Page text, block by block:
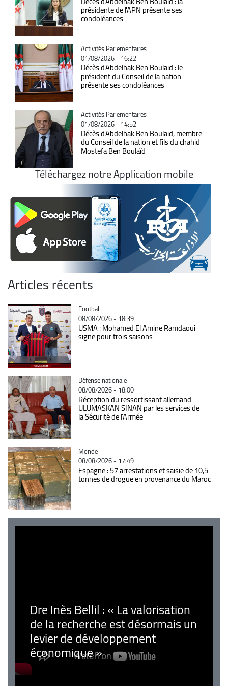
présidente de l'APN présente ses
condoléances
Catégorie
Activités Parlementaires
01/08/2026 - 16:22
Décès d'Abdelhak Ben Boulaïd : le
président du Conseil de la nation
présente ses condoléances
Catégorie
Activités Parlementaires
01/08/2026 - 14:52
Décès d'Abdelhak Ben Boulaïd, membre
du Conseil de la nation et fils du chahid
Mostefa Ben Boulaïd
Téléchargez notre Application mobile
Articles récents
Catégorie
Football
08/08/2026 - 18:39
USMA : Mohamed El Amine Ramdaoui
signe pour trois saisons
Catégorie
Défense nationale
08/08/2026 - 18:00
Réception du ressortissant allemand
ULUMASKAN SINAN par les services de
la Sécurité de l’Armée
Catégorie
Monde
08/08/2026 - 17:49
Espagne : 57 arrestations et saisie de 10,5
tonnes de drogue en provenance du Maroc
Dre Inès Bellil : « La valorisation
de la recherche est désormais un
levier de développement
économique »